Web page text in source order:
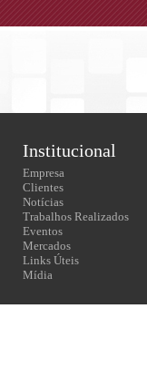
Institucional
Empresa
Clientes
Notícias
Trabalhos Realizados
Eventos
Mercados
Links Úteis
Mídia